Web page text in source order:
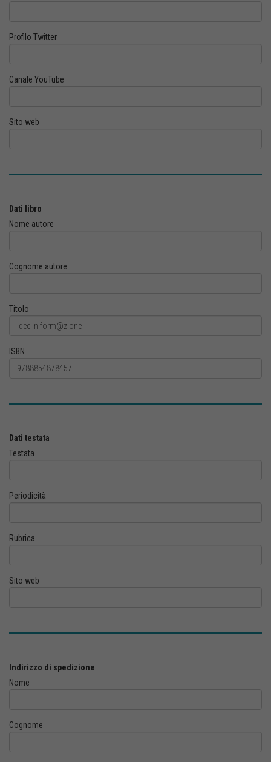
Profilo Twitter
Canale YouTube
Sito web
Dati libro
Nome autore
Cognome autore
Titolo
ISBN
Dati testata
Testata
Periodicità
Rubrica
Sito web
Indirizzo di spedizione
Nome
Cognome